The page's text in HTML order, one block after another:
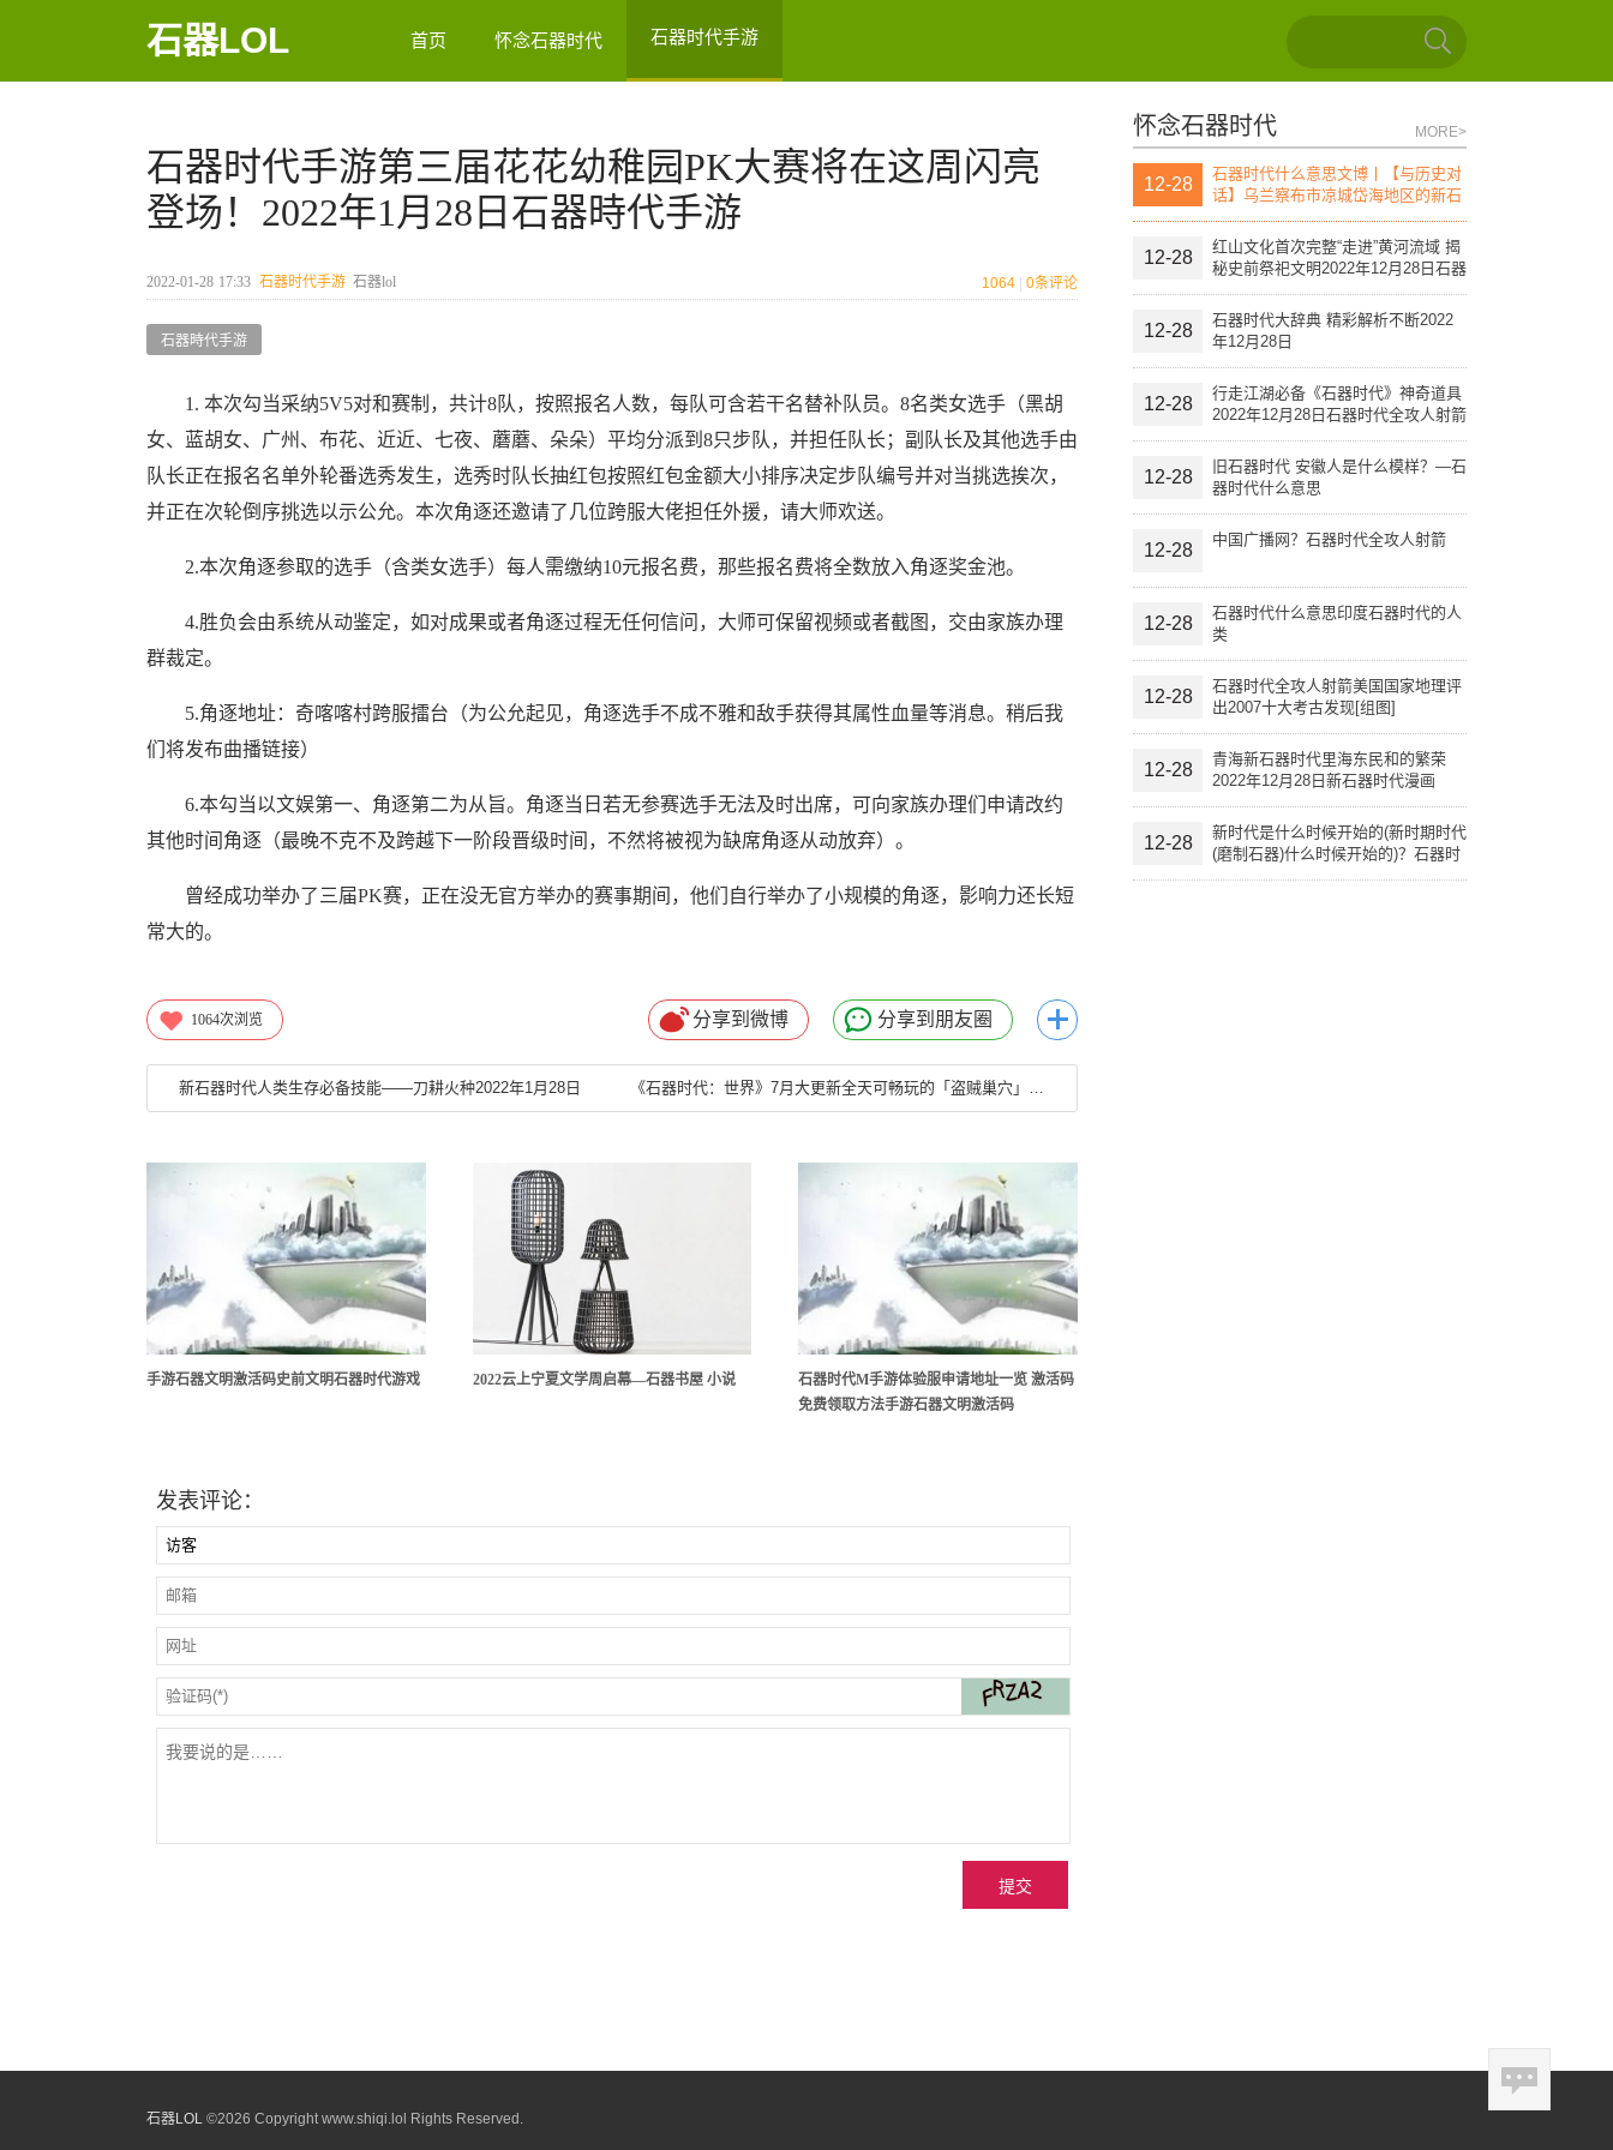
石器LOL 首页 怀念石器时代 石器时代手游
石器时代手游第三届花花幼稚园PK大赛将在这周闪亮
登场！2022年1月28日石器時代手游
2022-01-28 17:33 石器时代手游 石器lol 1064 0条评论
石器時代手游
1. 本次勾当采纳5V5对和赛制，共计8队，按照报名人数，每队可含若干名替补队员。8名类女选手（黑胡
女、蓝胡女、广州、布花、近近、七夜、蘑蘑、朵朵）平均分派到8只步队，并担任队长；副队长及其他选手由
队长正在报名名单外轮番选秀发生，选秀时队长抽红包按照红包金额大小排序决定步队编号并对当挑选挨次，
并正在次轮倒序挑选以示公允。本次角逐还邀请了几位跨服大佬担任外援，请大师欢送。
2.本次角逐参取的选手（含类女选手）每人需缴纳10元报名费，那些报名费将全数放入角逐奖金池。
4.胜负会由系统从动鉴定，如对成果或者角逐过程无任何信问，大师可保留视频或者截图，交由家族办理
群裁定。
5.角逐地址：奇喀喀村跨服擂台（为公允起见，角逐选手不成不雅和敌手获得其属性血量等消息。稍后我
们将发布曲播链接）
6.本勾当以文娱第一、角逐第二为从旨。角逐当日若无参赛选手无法及时出席，可向家族办理们申请改约
其他时间角逐（最晚不克不及跨越下一阶段晋级时间，不然将被视为缺席角逐从动放弃）。
曾经成功举办了三届PK赛，正在没无官方举办的赛事期间，他们自行举办了小规模的角逐，影响力还长短
常大的。
1064次浏览 分享到微博 分享到朋友圈
新石器时代人类生存必备技能——刀耕火种2022年1月28日 《石器时代：世界》7月大更新全天可畅玩的「盗贼巢穴」登场—石器时代世界官网
手游石器文明激活码史前文明石器时代游戏 2022云上宁夏文学周启幕—石器书屋 小说
石器时代M手游体验服申请地址一览 激活码
免费领取方法手游石器文明激活码
发表评论：
怀念石器时代 MORE>
12-28
石器时代什么意思文博丨【与历史对
话】乌兰察布市凉城岱海地区的新石
器时代文化遗址（上）
12-28
红山文化首次完整“走进”黄河流域 揭
秘史前祭祀文明2022年12月28日石器
时代全攻人射箭
12-28
石器时代大辞典 精彩解析不断2022
年12月28日
12-28
行走江湖必备《石器时代》神奇道具
2022年12月28日石器时代全攻人射箭
12-28
旧石器时代 安徽人是什么模样？—石
器时代什么意思
12-28
中国广播网？石器时代全攻人射箭
12-28
石器时代什么意思印度石器时代的人
类
12-28
石器时代全攻人射箭美国国家地理评
出2007十大考古发现[组图]
12-28
青海新石器时代里海东民和的繁荣
2022年12月28日新石器时代漫画
12-28
新时代是什么时候开始的(新时期时代
(磨制石器)什么时候开始的)？石器时
代什么意思
石器LOL ©2026 Copyright www.shiqi.lol Rights Reserved.